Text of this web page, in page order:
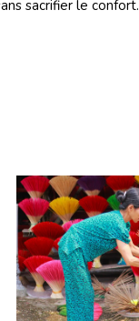
sacrifier le confort.